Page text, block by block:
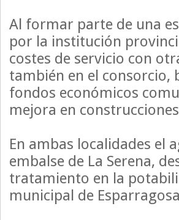
Al formar parte de una
por la institución
costes de servicio con
también en el consorcio,
fondos económicos
mejora en
En ambas localidades el
embalse de La Serena,
tratamiento en la
municipal de